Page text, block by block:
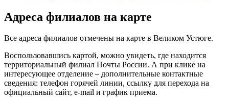
Адреса филиалов на карте
Все адреса филиалов отмечены на карте в Великом Устюге.
Воспользовавшись картой, можно увидеть, где находится
территориальный филиал Почты России. А при клике на
интересующее отделение – дополнительные контактные
сведения: телефон горячей линии, ссылку для перехода на
официальный сайт, e-mail и график приема.